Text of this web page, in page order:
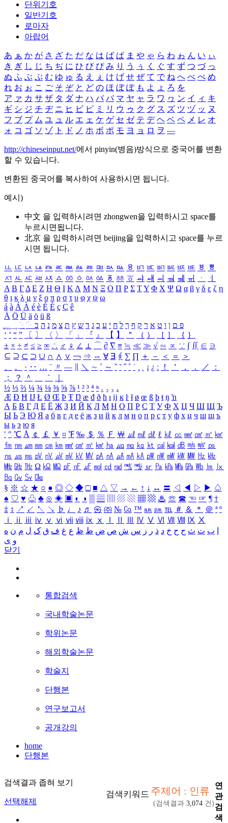
단위기호
일반기호
로마자
아랍어
あ ぁ か が さ ざ た だ な は ば ぱ ま や ゃ ら わ ゎ ん い ぃ
き ぎ し じ ち ぢ に ひ び ぴ み り う ぅ く ぐ す ず つ づ っ
ぬ ふ ぶ ぷ む ゆ ゅ る え ぇ け げ せ ぜ て で ね へ べ ぺ め
れ お ぉ こ ご そ ぞ と ど の ほ ぼ ぽ も よ ょ ろ を
ア ァ カ サ ザ タ ダ ナ ハ バ パ マ ヤ ャ ラ ワ ヮ ン イ ィ キ
ギ シ ジ チ ヂ ニ ヒ ビ ピ ミ リ ウ ゥ ク グ ス ズ ツ ヅ ッ ヌ
フ ブ プ ム ユ ュ ル エ ェ ケ ゲ セ ゼ テ デ ヘ ベ ペ メ レ オ
ォ コ ゴ ソ ゾ ト ド ノ ホ ボ ポ モ ヨ ョ ロ ヲ ―
http://chineseinput.net/에서 pinyin(병음)방식으로 중국어를 변환
할 수 있습니다.
변환된 중국어를 복사하여 사용하시면 됩니다.
예시)
中文 을 입력하시려면 zhongwen을 입력하시고 space를
누르시면됩니다.
北京 을 입력하시려면 beijing을 입력하시고 space를 누르
시면 됩니다.
ㅥ ㅦ ㅧ ㅨ ㅩ ㅪ ㅫ ㅬ ㅭ ㅮ ㅯ ㅰ ㅱ ㅲ ㅳ ㅴ ㅵ ㅶ ㅷ ㅸ
ㅹ
ㅺ ㅻ ㅼ ㅽ ㅾ ㅿ ㆀ ㆁ ㆂ ㆃ ㆄ ㆅ ㆆ ㆇ ㆈ ㆉ ㆊ ㆋ ㆌ ㆍ
ㆎ
Α Β ΓΔ Ε Ζ Η Θ Ι ΚΛ Μ Ν Ξ Ο Π Ρ Σ ΤΥ Φ Χ Ψ Ω α β γ δ ε ζ η
θ ι κ λ μ ν ξ ο π ρ σ τ υ φ χ ψ ω
á à Á À é è É È ç Ç ê
Ä Ö Ü ä ö ü ß
ִֶֹ ֻּ ׁׂ פ ם ן ו ט א ר ק ף ך ל ח י ע כ ג ד ש ץ ת צ מ נ ה ב
‘ ’ “ ” 〔 〕 〈 〉 「 」 『 』 【 】 ＂ （ ） ［ ］ ｛ ｝
± × ÷ ≠ ≤ ≥ ∞ ∴ ♂ ♀ ∠ ⊥ ⌒ ∂ ∇ ≡ ≒ ≪ ≫ √ ∽ ∝ ∵ ∫ ∬ ∈ ∋
⊆ ⊇ ⊂ ⊃ ∪ ∩ ∧ ∨ ￢ ⇒ ⇔ ∀ ∃ ∮ ∑ ∏ ＋ － ＜ ＝
＞
、
。 · ‥ … ¨ 〃 ― ＼ ∼ ´ ～ ˇ ˘ ˝ ˚ ˙ ¸ ¡ ¿ ː ！ ＇ ， ． ／
：
；
？ ＾ ｀
½ ⅓ ⅔ ¼ ¾ ⅛ ⅜ ⅝ ⅞ ¹ ² ³ ⁴ ⁿ ₁ ₂ ₃ ₄
Æ Ð Ħ Ĳ Ł Ø Œ Þ Ŧ Ŋ æ đ ð ħ ı ĳ ĸ ŀ ł ø œ ß þ ŧ ŋ ŉ
А Б В Г Д Е Ё Ж З И Й К Л М Н О П Р С Т У Ф Х Ц Ч Ш Щ Ъ
Ы Ь Э Ю Я а б в г д е ё ж з и й к л м н о п р с т у ф х ц ч ш щ ъ
ы ь э ю я
′ ″ ℃ Å ￠ ￡ ￥ ¤ ℉ ‰ ＄ ％ Ｆ ￦ ㎕ ㎖ ㎗ ℓ ㎘ ㏄ ㎣ ㎤ ㎥ ㎦
㎙ ㎚ ㎛ ㎜ ㎝ ㎞ ㎟ ㎠ ㎡ ㎢ ㏊ ㎍ ㎎ ㎏ ㏏ ㎈ ㎉ ㏈ ㎧ ㎨ ㎰
㎱ ㎲ ㎳ ㎴ ㎵ ㎶ ㎷ ㎸ ㎹ ㎀ ㎁ ㎂ ㎃ ㎄ ㎺ ㎻ ㎽ ㎾ ㎿ ㎐ ㎑
㎒ ㎓ ㎔ Ω ㏀ ㏁ ㎊ ㎋ ㎌ ㏖ ㏅ ㎭ ㎮ ㎯ ㏛ ㎩ ㎪ ㎫ ㎬ ㏝ ㏐
㏓
㏃ ㏉ ㏜ ㏆
§ ※ ☆ ★ ○ ● ◎ ◇ ◆ □ ■ △ ▽ → ← ↑ ↓ ↔ 〓 ◁ ◀ ▷ ▶ ♤
♠ ♡ ♥ ♧ ♣ ⊙ ◈ ▣ ◐ ◑ ▒ ▤ ▨ ▧ ▦ ▩ ♨ ☏ ☎ ☜ ☞ ¶ †
‡ ↕ ↗ ↙ ↖ ↘ ♭ ♩ ♪ ♬ ㉿ ㈜ № ㏇ ™ ㏂ ㏘ ℡ ＃ ＆ ＊ ＠ ª º
ⅰ
ⅱ ⅲ ⅳ ⅴ ⅵ ⅶ ⅷ ⅸ ⅹ Ⅳ Ⅴ Ⅵ Ⅶ Ⅷ Ⅸ Ⅹ
ب ت ث ج ح خ د ذ ر ز س ش ص ض ط ظ ع غ ف ق ک ل م ن ه
و ی
닫기
통합검색
국내학술논문
학위논문
해외학술논문
학술지
단행본
연구보고서
공개강의
home
단행본
검색결과 좁혀 보기
선택해제
검색키워드 주제어 : 인류
(검색결과 3,074 건)
연
관
검
색